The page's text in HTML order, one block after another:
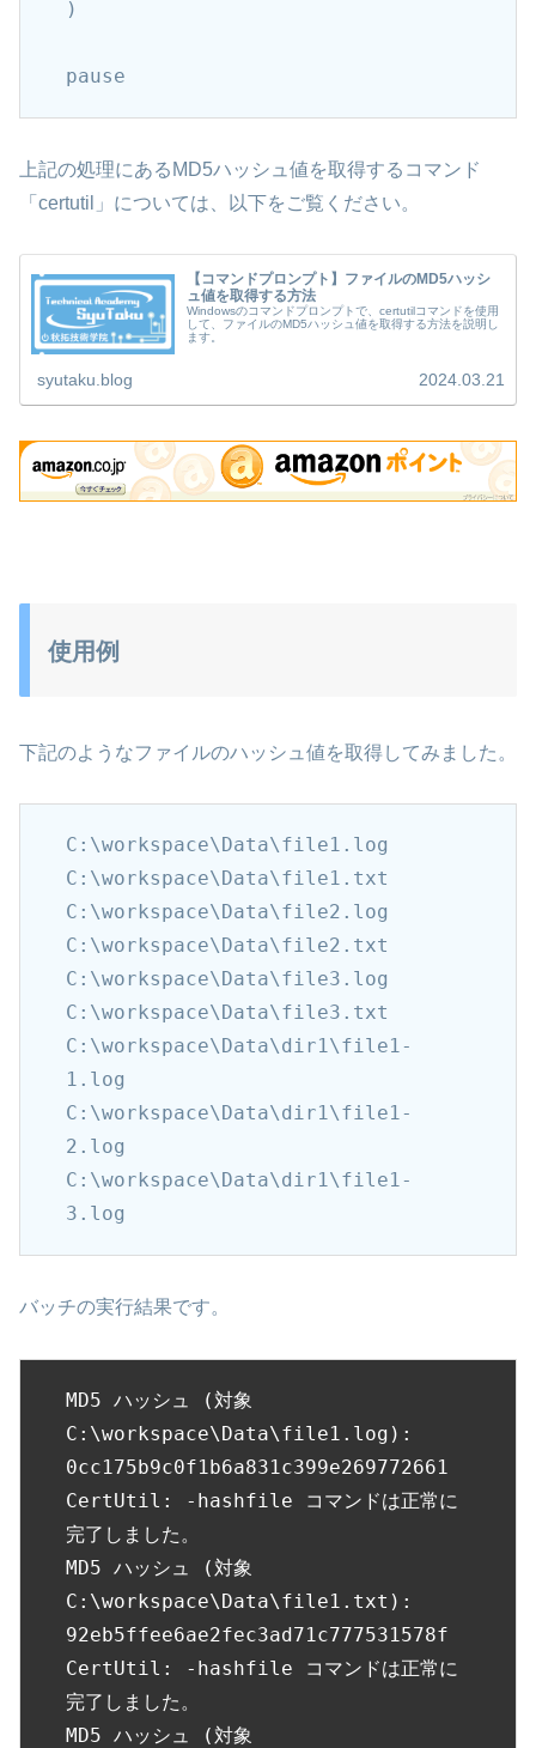
)
pause
上記の処理にあるMD5ハッシュ値を取得するコマンド
「certutil」については、以下をご覧ください。
【コマンドプロンプト】ファイルのMD5ハッシ
ュ値を取得する方法
Windowsのコマンドプロンプトで、certutilコマンドを使用
して、ファイルのMD5ハッシュ値を取得する方法を説明し
ます。
syutaku.blog 2024.03.21
使用例
下記のようなファイルのハッシュ値を取得してみました。
C:\workspace\Data\file1.log
C:\workspace\Data\file1.txt
C:\workspace\Data\file2.log
C:\workspace\Data\file2.txt
C:\workspace\Data\file3.log
C:\workspace\Data\file3.txt
C:\workspace\Data\dir1\file1-
1.log
C:\workspace\Data\dir1\file1-
2.log
C:\workspace\Data\dir1\file1-
3.log
バッチの実行結果です。
MD5 ハッシュ (対象
C:\workspace\Data\file1.log):
0cc175b9c0f1b6a831c399e269772661
CertUtil: -hashfile コマンドは正常に
完了しました。
MD5 ハッシュ (対象
C:\workspace\Data\file1.txt):
92eb5ffee6ae2fec3ad71c777531578f
CertUtil: -hashfile コマンドは正常に
完了しました。
MD5 ハッシュ (対象